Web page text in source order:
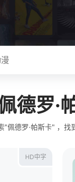
德罗·
"佩德罗·帕斯卡" ，找
HD中字